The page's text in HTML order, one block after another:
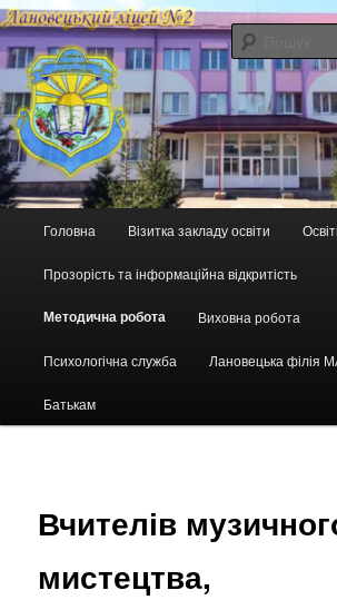
Перейти
до
основного
вмісту
Головна Візитка закладу освіти
Прозорість та інформаційна відкритість
Методична робота Виховна робота
Психологічна служба Лановецька філія
Батькам
Вчителів
мистецтва,